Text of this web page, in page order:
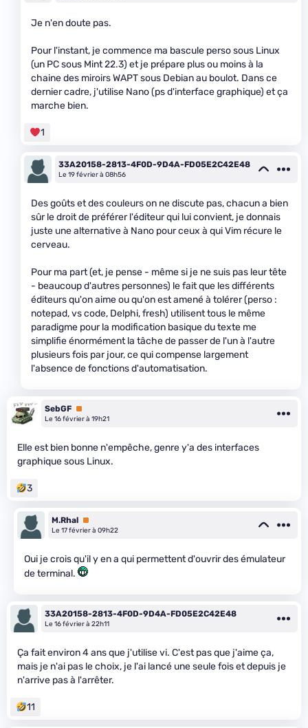
Je n'en doute pas.
Pour l'instant, je commence ma bascule perso sous Linux
(un PC sous Mint 22.3) et je prépare plus ou moins à la
chaine des miroirs WAPT sous Debian au boulot. Dans ce
dernier cadre, j'utilise Nano (ps d'interface graphique) et ça
marche bien.
1
33A20158-2813-4F0D-9D4A-FD05E2C42E48
Le 19 février à 08h56
Des goûts et des couleurs on ne discute pas, chacun a bien
sûr le droit de préférer l'éditeur qui lui convient, je donnais
juste une alternative à Nano pour ceux à qui Vim récure le
cerveau.
Pour ma part (et, je pense - même si je ne suis pas leur tête
- beaucoup d'autres personnes) le fait que les différents
éditeurs qu'on aime ou qu'on est amené à tolérer (perso :
notepad, vs code, Delphi, fresh) utilisent tous le même
paradigme pour la modification basique du texte me
simplifie énormément la tâche de passer de l'un à l'autre
plusieurs fois par jour, ce qui compense largement
l'absence de fonctions d'automatisation.
SebGF Premium
Le 16 février à 19h21
Elle est bien bonne n'empêche, genre y'a des interfaces
graphique sous Linux.
3
M.Rhal Premium
Le 17 février à 09h22
Oui je crois qu'il y en a qui permettent d'ouvrir des émulateur
de terminal.
33A20158-2813-4F0D-9D4A-FD05E2C42E48
Le 16 février à 22h11
Ça fait environ 4 ans que j'utilise vi. C'est pas que j'aime ça,
mais je n'ai pas le choix, je l'ai lancé une seule fois et depuis je
n'arrive pas à l'arrêter.
11